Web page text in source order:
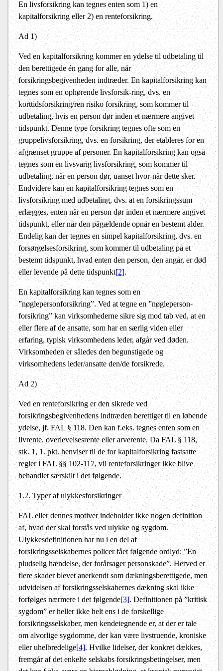
En livsforsikring kan tegnes enten som 1) en
kapitalforsikring eller 2) en renteforsikring.
Ad 1)
Ved en kapitalforsikring kommer en ydelse til udbetaling til
den berettigede én gang for alle, når
forsikringsbegivenheden indtræder. En kapitalforsikring kan
tegnes som en ophørende livsforsik-ring, dvs. en
korttidsforsikring/ren risiko forsikring, som kommer til
udbetaling, hvis en person dør inden et nærmere angivet
tidspunkt. Denne type forsikring tegnes ofte som en
gruppelivsforsikring, dvs. en forsikring, der etableres for en
afgrænset gruppe af personer. En kapitalforsikring kan også
tegnes som en livsvarig livsforsikring, som kommer til
udbetaling, når en person dør, uanset hvor-når dette sker.
Endvidere kan en kapitalforsikring tegnes som en
livsforsikring med udbetaling, dvs. at en forsikringssum
erlægges, enten når en person dør inden et nærmere angivet
tidspunkt, eller når den pågældende opnår en bestemt alder.
Endelig kan der tegnes en simpel kapitalforsikring, dvs. en
forsørgelsesforsikring, som kommer til udbetaling på et
bestemt tidspunkt, hvad enten den person, den angår, er død
eller levende på dette tidspunkt[2].
En kapitalforsikring kan tegnes som en
”nøglepersonforsikring”. Ved at tegne en ”nøgleperson-
forsikring” kan virksomhederne sikre sig mod tab ved, at en
eller flere af de ansatte, som har en særlig viden eller
erfaring, typisk virksomhedens leder, afgår ved døden.
Virksomheden er således den begunstigede og
virksomhedens leder/ansatte den/de forsikrede.
Ad 2)
Ved en renteforsikring er den sikrede ved
forsikringsbegivenhedens indtræden berettiget til en løbende
ydelse, jf. FAL § 118. Den kan f.eks. tegnes enten som en
livrente, overlevelsesrente eller arverente. Da FAL § 118,
stk. 1, 1. pkt. henviser til de for kapitalforsikring fastsatte
regler i FAL §§ 102-117, vil renteforsikringer ikke blive
behandlet særskilt i det følgende.
1.2. Typer af ulykkesforsikringer
FAL eller dennes motiver indeholder ikke nogen definition
af, hvad der skal forstås ved ulykke og sygdom.
Ulykkesdefinitionen har nu i en del af
forsikringsselskabernes policer fået følgende ordlyd: ”En
pludselig hændelse, der forårsager personskade”. Herved er
flere skader blevet anerkendt som dækningsberettigede, men
udvidelsen af forsikringsselskabernes dækning skal ikke
forfølges nærmere i det følgende[3]. Definitionen på ”kritisk
sygdom” er heller ikke helt ens i de forskellige
forsikringsselskaber, men kendetegnende er, at der er tale
om alvorlige sygdomme, der kan være livstruende, kroniske
eller uhelbredelige[4]. Hvilke lidelser, der konkret dækkes,
fremgår af det enkelte selskabs forsikringsbetingelser, men